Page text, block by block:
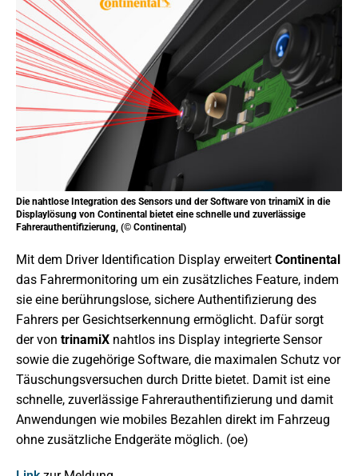
Die nahtlose Integration des Sensors und der Software von trinamiX in die
Displaylösung von Continental bietet eine schnelle und zuverlässige
Fahrerauthentifizierung, (© Continental)
Mit dem Driver Identification Display erweitert Continental
das Fahrermonitoring um ein zusätzliches Feature, indem
sie eine berührungslose, sichere Authentifizierung des
Fahrers per Gesichtserkennung ermöglicht. Dafür sorgt
der von trinamiX nahtlos ins Display integrierte Sensor
sowie die zugehörige Software, die maximalen Schutz vor
Täuschungsversuchen durch Dritte bietet. Damit ist eine
schnelle, zuverlässige Fahrerauthentifizierung und damit
Anwendungen wie mobiles Bezahlen direkt im Fahrzeug
ohne zusätzliche Endgeräte möglich. (oe)